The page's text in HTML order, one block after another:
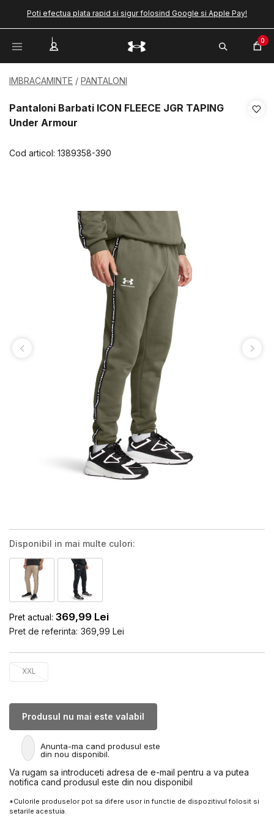
Poti efectua plata rapid si sigur folosind Google si Apple Pay!
0
IMBRACAMINTE PANTALONI
Pantaloni Barbati ICON FLEECE JGR TAPING
Under Armour
Cod articol: 1389358-390
Disponibil in mai multe culori:
Pret actual: 369,99 Lei
Pret de referinta: 369,99 Lei
XXL
Produsul nu mai este valabil
Anunta-ma cand produsul este
din nou disponibil.
Va rugam sa introduceti adresa de e-mail pentru a va putea
notifica cand produsul este din nou disponibil
*Culorile produselor pot sa difere usor in functie de dispozitivul folosit si
setarile acestuia.